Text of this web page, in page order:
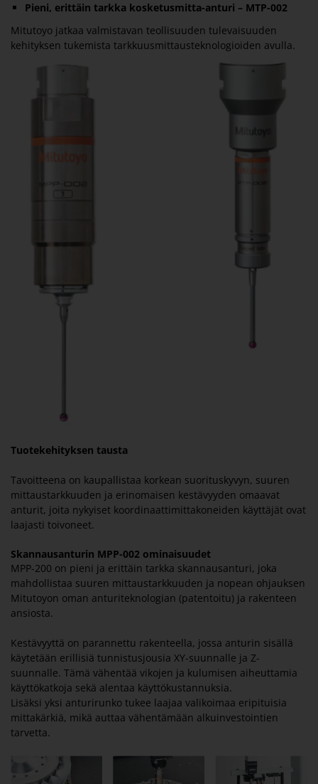
Pieni, erittäin tarkka kosketusmitta-anturi – MTP-002
Mitutoyo jatkaa valmistavan teollisuuden tulevaisuuden
kehityksen tukemista tarkkuusmittausteknologioiden avulla.
Tuotekehityksen tausta
Tavoitteena on kaupallistaa korkean suorituskyvyn, suuren
mittaustarkkuuden ja erinomaisen kestävyyden omaavat
anturit, joita nykyiset koordinaattimittakoneiden käyttäjät ovat
laajasti toivoneet.
Skannausanturin MPP-002 ominaisuudet
MPP-200 on pieni ja erittäin tarkka skannausanturi, joka
mahdollistaa suuren mittaustarkkuuden ja nopean ohjauksen
Mitutoyon oman anturiteknologian (patentoitu) ja rakenteen
ansiosta.
Kestävyyttä on parannettu rakenteella, jossa anturin sisällä
käytetään erillisiä tunnistusjousia XY-suunnalle ja Z-
suunnalle. Tämä vähentää vikojen ja kulumisen aiheuttamia
käyttökatkoja sekä alentaa käyttökustannuksia.
Lisäksi yksi anturirunko tukee laajaa valikoimaa eripituisia
mittakärkiä, mikä auttaa vähentämään alkuinvestointien
tarvetta.